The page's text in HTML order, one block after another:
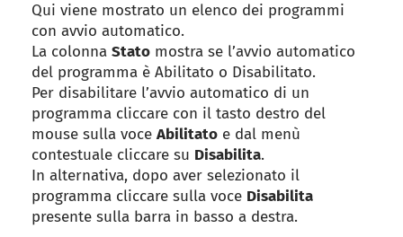
Qui viene mostrato un elenco dei programmi
con avvio automatico.
La colonna Stato mostra se l’avvio automatico
del programma è Abilitato o Disabilitato.
Per disabilitare l’avvio automatico di un
programma cliccare con il tasto destro del
mouse sulla voce Abilitato e dal menù
contestuale cliccare su Disabilita.
In alternativa, dopo aver selezionato il
programma cliccare sulla voce Disabilita
presente sulla barra in basso a destra.